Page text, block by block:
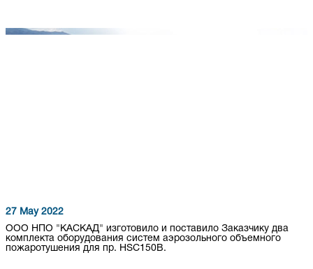
27 May 2022
ООО НПО "КАСКАД" изготовило и поставило Заказчику два
комплекта оборудования систем аэрозольного объемного
пожаротушения для пр. HSC150B.